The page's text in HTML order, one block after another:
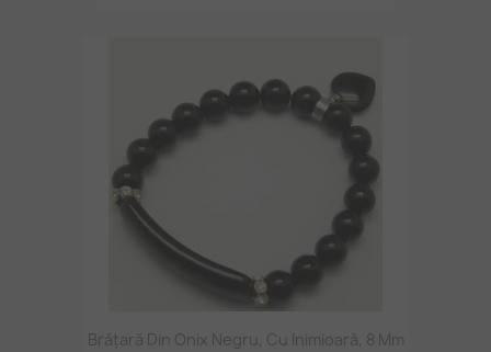
Brățară Din Onix Negru, Cu Inimioară, 8 Mm